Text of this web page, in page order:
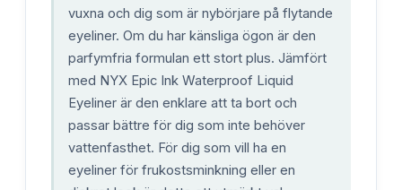
vuxna och dig som är nybörjare på flytande
eyeliner. Om du har känsliga ögon är den
parfymfria formulan ett stort plus. Jämfört
med NYX Epic Ink Waterproof Liquid
Eyeliner är den enklare att ta bort och
passar bättre för dig som inte behöver
vattenfasthet. För dig som vill ha en
eyeliner för frukostsminkning eller en